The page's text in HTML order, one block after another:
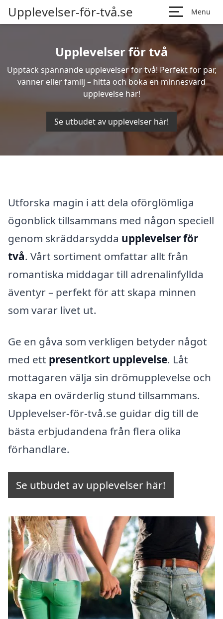
Upplevelser-för-två.se Menu
Upplevelser för två
Upptäck spännande upplevelser för två! Perfekt för par,
vänner eller familj – hitta och boka en minnesvärd
upplevelse här!
Se utbudet av upplevelser här!
Utforska magin i att dela oförglömliga
ögonblick tillsammans med någon speciell
genom skräddarsydda upplevelser för
två. Vårt sortiment omfattar allt från
romantiska middagar till adrenalinfyllda
äventyr – perfekt för att skapa minnen
som varar livet ut.
Ge en gåva som verkligen betyder något
med ett presentkort upplevelse. Låt
mottagaren välja sin drömupplevelse och
skapa en ovärderlig stund tillsammans.
Upplevelser-för-två.se guidar dig till de
bästa erbjudandena från flera olika
förhandlare.
Se utbudet av upplevelser här!